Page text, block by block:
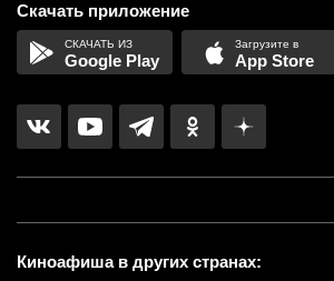
Скачать приложение
Google Play App Store
Киноафиша в других странах: